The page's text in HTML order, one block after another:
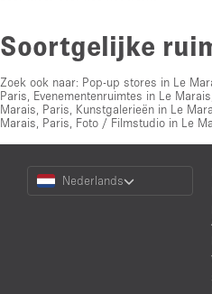
Soortgelijke
Zoek ook naar: Pop-up stores in Le
Paris Evenementenruimtes in Le
Marais, Paris Kunstgalerieën in Le
Marais, Paris Foto / Filmstudio in Le
Choose
Language
Nederlands